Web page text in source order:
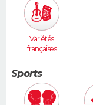
Variétés
françaises
Sports